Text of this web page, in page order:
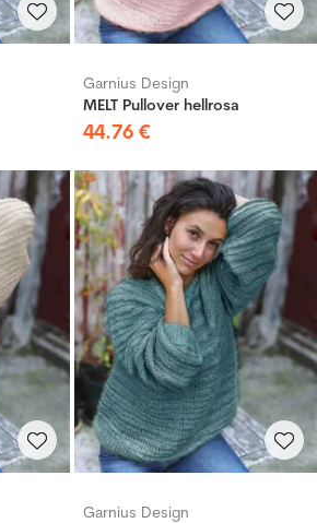
Garnius Design
MELT Pullover hellrosa
44.76 €
Garnius Design